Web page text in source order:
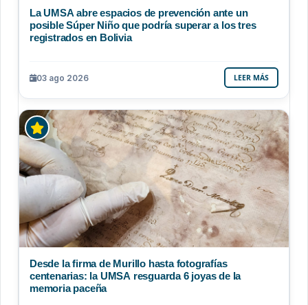
La UMSA abre espacios de prevención ante un
posible Súper Niño que podría superar a los tres
registrados en Bolivia
03 ago 2026 LEER MÁS
Desde la firma de Murillo hasta fotografías
centenarias: la UMSA resguarda 6 joyas de la
memoria paceña